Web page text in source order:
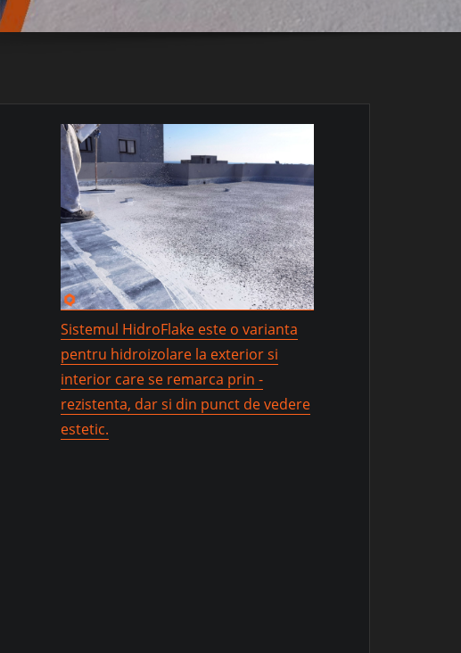
Sistemul HidroFlake este o varianta
pentru hidroizolare la exterior si
interior care se remarca prin -
rezistenta, dar si din punct de vedere
estetic.